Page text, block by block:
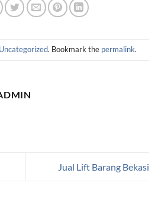
Uncategorized. Bookmark the permalink.
Jual Lift Barang Bekasi